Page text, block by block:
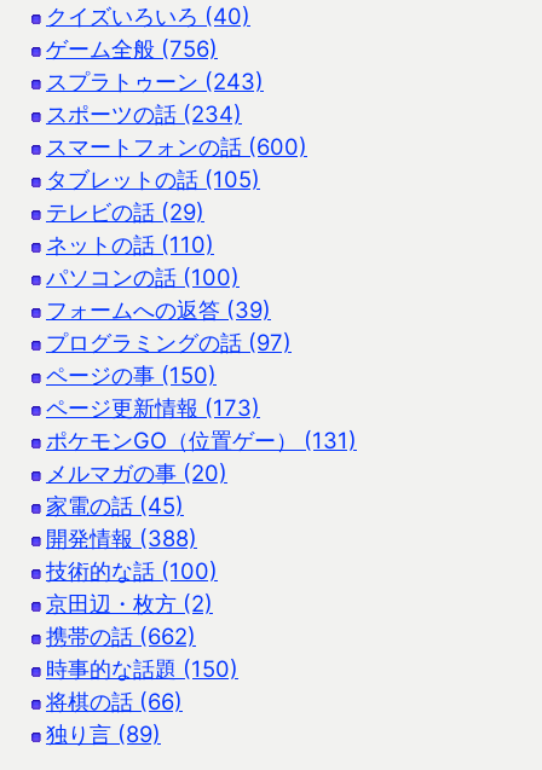
クイズいろいろ (40)
ゲーム全般 (756)
スプラトゥーン (243)
スポーツの話 (234)
スマートフォンの話 (600)
タブレットの話 (105)
テレビの話 (29)
ネットの話 (110)
パソコンの話 (100)
フォームへの返答 (39)
プログラミングの話 (97)
ページの事 (150)
ページ更新情報 (173)
ポケモンGO（位置ゲー） (131)
メルマガの事 (20)
家電の話 (45)
開発情報 (388)
技術的な話 (100)
京田辺・枚方 (2)
携帯の話 (662)
時事的な話題 (150)
将棋の話 (66)
独り言 (89)